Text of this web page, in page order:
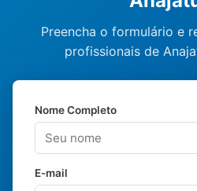
Preencha o formulário e
profissionais de
Nome Completo
E-mail